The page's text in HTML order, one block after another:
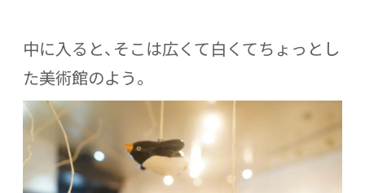
中に入ると、そこは広くて白くてちょっとし
た美術館のよう。